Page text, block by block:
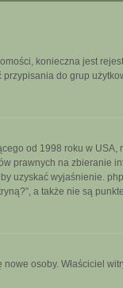
konieczna jest
do grup
od 1998 roku w
prawnych na zbieranie
uzyskać wyjaśnienie.
a także nie są
nowe osoby.